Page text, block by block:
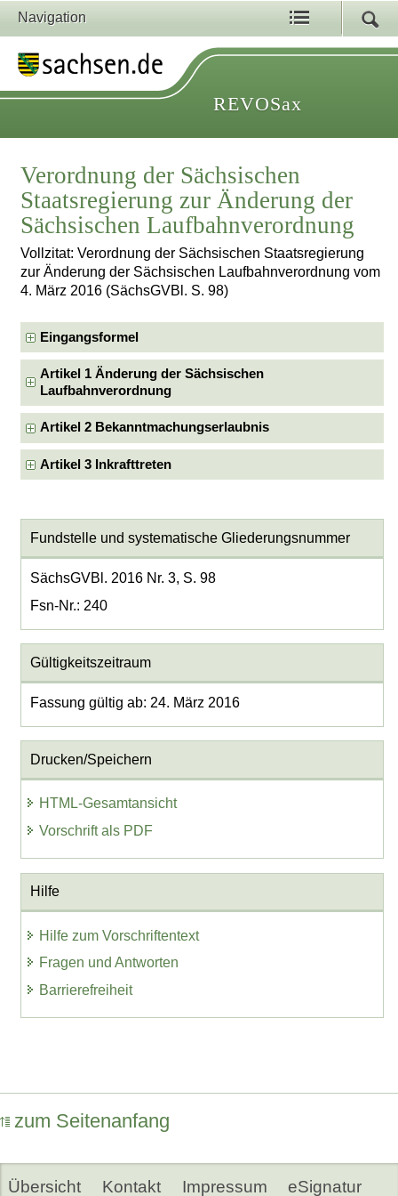
Navigation
REVOSax
Verordnung der Sächsischen
Staatsregierung zur Änderung der
Sächsischen Laufbahnverordnung
Vollzitat: Verordnung der Sächsischen Staatsregierung
zur Änderung der Sächsischen Laufbahnverordnung vom
4. März 2016 (SächsGVBl. S. 98)
Eingangsformel
Artikel 1 Änderung der Sächsischen
Laufbahnverordnung
Artikel 2 Bekanntmachungserlaubnis
Artikel 3 Inkrafttreten
Fundstelle und systematische Gliederungsnummer
SächsGVBl. 2016 Nr. 3, S. 98
Fsn-Nr.: 240
Gültigkeitszeitraum
Fassung gültig ab: 24. März 2016
Drucken/Speichern
HTML-Gesamtansicht
Vorschrift als PDF
Hilfe
Hilfe zum Vorschriftentext
Fragen und Antworten
Barrierefreiheit
zum Seitenanfang
Übersicht Kontakt Impressum eSignatur